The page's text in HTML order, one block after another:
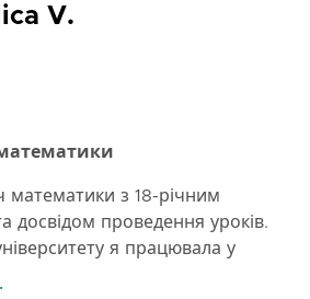
зі збірки, щоб потім змогти
зі мною щодо неясностей.
набули впевненості у
проблем і сприймали
що можна зрозуміти і
щось складне.
V.
математики з 18-річним
досвідом проведення уроків.
я працювала у
перейшла до початкової. Я